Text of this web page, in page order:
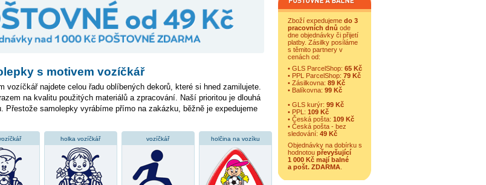
s motivem vozíčkář
vozíčkář najdete celou řadu oblíbených dekorů, které si hned zamilujete.
na kvalitu použitých materiálů a zpracování. Naší prioritou je dlouhá
Přestože samolepky vyrábíme přímo na zakázku, běžně je expedujeme
holka vozíčkář vozíčkář holčina na vozíku
Zboží expedujeme do 3
pracovních dnů ode
dne objednávky či přijetí
platby. Zásilky posíláme
s těmito partnery v
cenách od:
• GLS ParcelShop: 65 Kč
• PPL ParcelShop: 79 Kč
• Zásilkovna: 89 Kč
• Balíkovna: 99 Kč
• GLS kurýr: 99 Kč
• PPL: 109 Kč
• Česká pošta: 109 Kč
• Česká pošta - bez
sledování: 49 Kč
Objednávky na dobírku s
hodnotou převyšující
1 000 Kč mají balné
a pošt. ZDARMA.